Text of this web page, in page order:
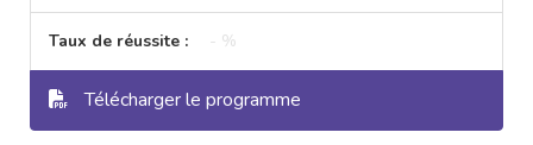
Taux de réussite : - %
Télécharger le programme